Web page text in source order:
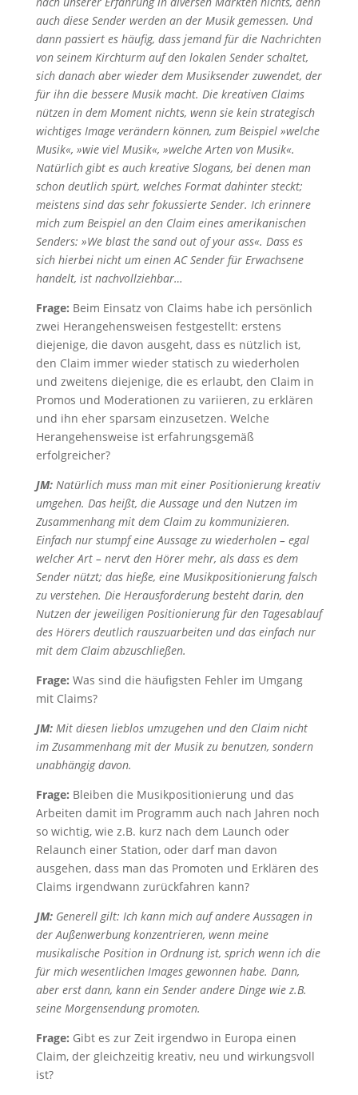
auch diese Sender werden an der Musik gemessen. Und
dann passiert es häufig, dass jemand für die Nachrichten
von seinem Kirchturm auf den lokalen Sender schaltet,
sich danach aber wieder dem Musiksender zuwendet, der
für ihn die bessere Musik macht. Die kreativen Claims
nützen in dem Moment nichts, wenn sie kein strategisch
wichtiges Image verändern können, zum Beispiel »welche
Musik«, »wie viel Musik«, »welche Arten von Musik«.
Natürlich gibt es auch kreative Slogans, bei denen man
schon deutlich spürt, welches Format dahinter steckt;
meistens sind das sehr fokussierte Sender. Ich erinnere
mich zum Beispiel an den Claim eines amerikanischen
Senders: »We blast the sand out of your ass«. Dass es
sich hierbei nicht um einen AC Sender für Erwachsene
handelt, ist nachvollziehbar…
Frage: Beim Einsatz von Claims habe ich persönlich
zwei Herangehensweisen festgestellt: erstens
diejenige, die davon ausgeht, dass es nützlich ist,
den Claim immer wieder statisch zu wiederholen
und zweitens diejenige, die es erlaubt, den Claim in
Promos und Moderationen zu variieren, zu erklären
und ihn eher sparsam einzusetzen. Welche
Herangehensweise ist erfahrungsgemäß
erfolgreicher?
JM:Natürlich muss man mit einer Positionierung kreativ
umgehen. Das heißt, die Aussage und den Nutzen im
Zusammenhang mit dem Claim zu kommunizieren.
Einfach nur stumpf eine Aussage zu wiederholen – egal
welcher Art – nervt den Hörer mehr, als dass es dem
Sender nützt; das hieße, eine Musikpositionierung falsch
zu verstehen. Die Herausforderung besteht darin, den
Nutzen der jeweiligen Positionierung für den Tagesablauf
des Hörers deutlich rauszuarbeiten und das einfach nur
mit dem Claim abzuschließen.
Frage: Was sind die häufigsten Fehler im Umgang
mit Claims?
JM:Mit diesen lieblos umzugehen und den Claim nicht
im Zusammenhang mit der Musik zu benutzen, sondern
unabhängig davon.
Frage: Bleiben die Musikpositionierung und das
Arbeiten damit im Programm auch nach Jahren noch
so wichtig, wie z.B. kurz nach dem Launch oder
Relaunch einer Station, oder darf man davon
ausgehen, dass man das Promoten und Erklären des
Claims irgendwann zurückfahren kann?
JM:Generell gilt: Ich kann mich auf andere Aussagen in
der Außenwerbung konzentrieren, wenn meine
musikalische Position in Ordnung ist, sprich wenn ich die
für mich wesentlichen Images gewonnen habe. Dann,
aber erst dann, kann ein Sender andere Dinge wie z.B.
seine Morgensendung promoten.
Frage: Gibt es zur Zeit irgendwo in Europa einen
Claim, der gleichzeitig kreativ, neu und wirkungsvoll
ist?